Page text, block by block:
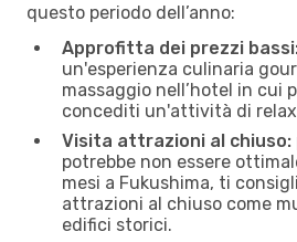
questo periodo dell’anno:
Approfitta dei prezzi
un'esperienza culinaria
massaggio nell’hotel in cui
concediti un'attività di
Visita attrazioni al chiuso:
potrebbe non essere
mesi a Fukushima, ti
attrazioni al chiuso come
edifici storici.